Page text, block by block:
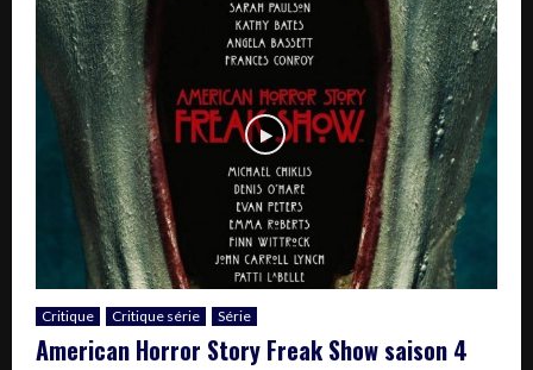
Critique Critique série Série
American Horror Story Freak Show saison 4